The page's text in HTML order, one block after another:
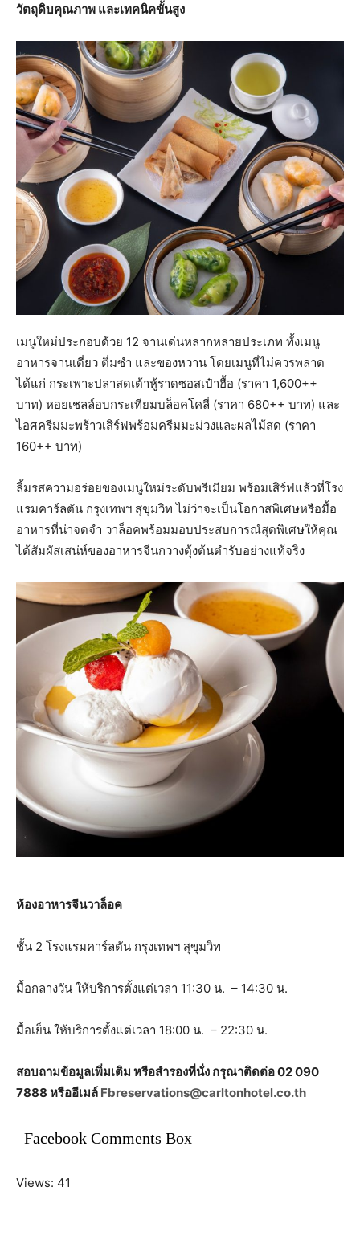
วัตถุดิบคุณภาพ และเทคนิคขั้นสูง
เมนูใหม่ประกอบด้วย 12 จานเด่นหลากหลายประเภท ทั้งเมนู
อาหารจานเดี่ยว ติ่มซำ และของหวาน โดยเมนูที่ไม่ควรพลาด
ได้แก่ กระเพาะปลาสดเต้าหู้ราดซอสเป๋าฮื้อ (ราคา 1,600++
บาท) หอยเชลล์อบกระเทียมบล็อคโคลี่ (ราคา 680++ บาท) และ
ไอศครีมมะพร้าวเสิร์ฟพร้อมครีมมะม่วงและผลไม้สด (ราคา
160++ บาท)
ลิ้มรสความอร่อยของเมนูใหม่ระดับพรีเมียม พร้อมเสิร์ฟแล้วที่โรง
แรมคาร์ลตัน กรุงเทพฯ สุขุมวิท ไม่ว่าจะเป็นโอกาสพิเศษหรือมื้อ
อาหารที่น่าจดจำ วาล็อคพร้อมมอบประสบการณ์สุดพิเศษให้คุณ
ได้สัมผัสเสน่ห์ของอาหารจีนกวางตุ้งต้นตำรับอย่างแท้จริง
ห้องอาหารจีนวาล็อค
ชั้น 2 โรงแรมคาร์ลตัน กรุงเทพฯ สุขุมวิท
มื้อกลางวัน ให้บริการตั้งแต่เวลา 11:30 น. – 14:30 น.
มื้อเย็น ให้บริการตั้งแต่เวลา 18:00 น. – 22:30 น.
สอบถามข้อมูลเพิ่มเติม หรือสำรองที่นั่ง กรุณาติดต่อ 02 090
7888 หรืออีเมล์ Fbreservations@carltonhotel.co.th
Facebook Comments Box
Views: 41